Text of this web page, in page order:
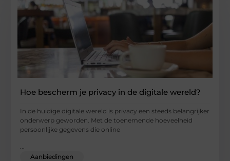
Hoe bescherm je privacy in de digitale wereld?
In de huidige digitale wereld is privacy een steeds belangrijker
onderwerp geworden. Met de toenemende hoeveelheid
persoonlijke gegevens die online
Aanbiedingen